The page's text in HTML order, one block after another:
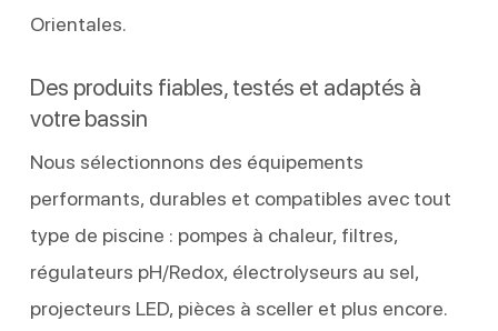
Orientales.
Des produits fiables, testés et adaptés à
votre bassin
Nous sélectionnons des équipements
performants, durables et compatibles avec tout
type de piscine : pompes à chaleur, filtres,
régulateurs pH/Redox, électrolyseurs au sel,
projecteurs LED, pièces à sceller et plus encore.